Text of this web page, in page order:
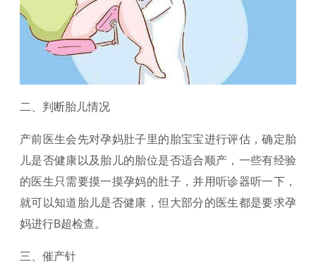
二、判断胎儿情况
产前医生会先对孕妈肚子里的胎宝宝进行评估，确定胎
儿是否健康以及胎儿的胎位是否适合顺产，一些有经验
的医生只需要摸一摸孕妈的肚子，并用听诊器听一下，
就可以知道胎儿是否健康，但大部分的医生都是要求孕
妈进行B超检查。
三、催产针